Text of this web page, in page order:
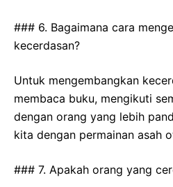
### 6. Bagaimana cara
kecerdasan?
Untuk mengembangkan
membaca buku, mengikuti
dengan orang yang lebih
kita dengan permainan asah
### 7. Apakah orang yang